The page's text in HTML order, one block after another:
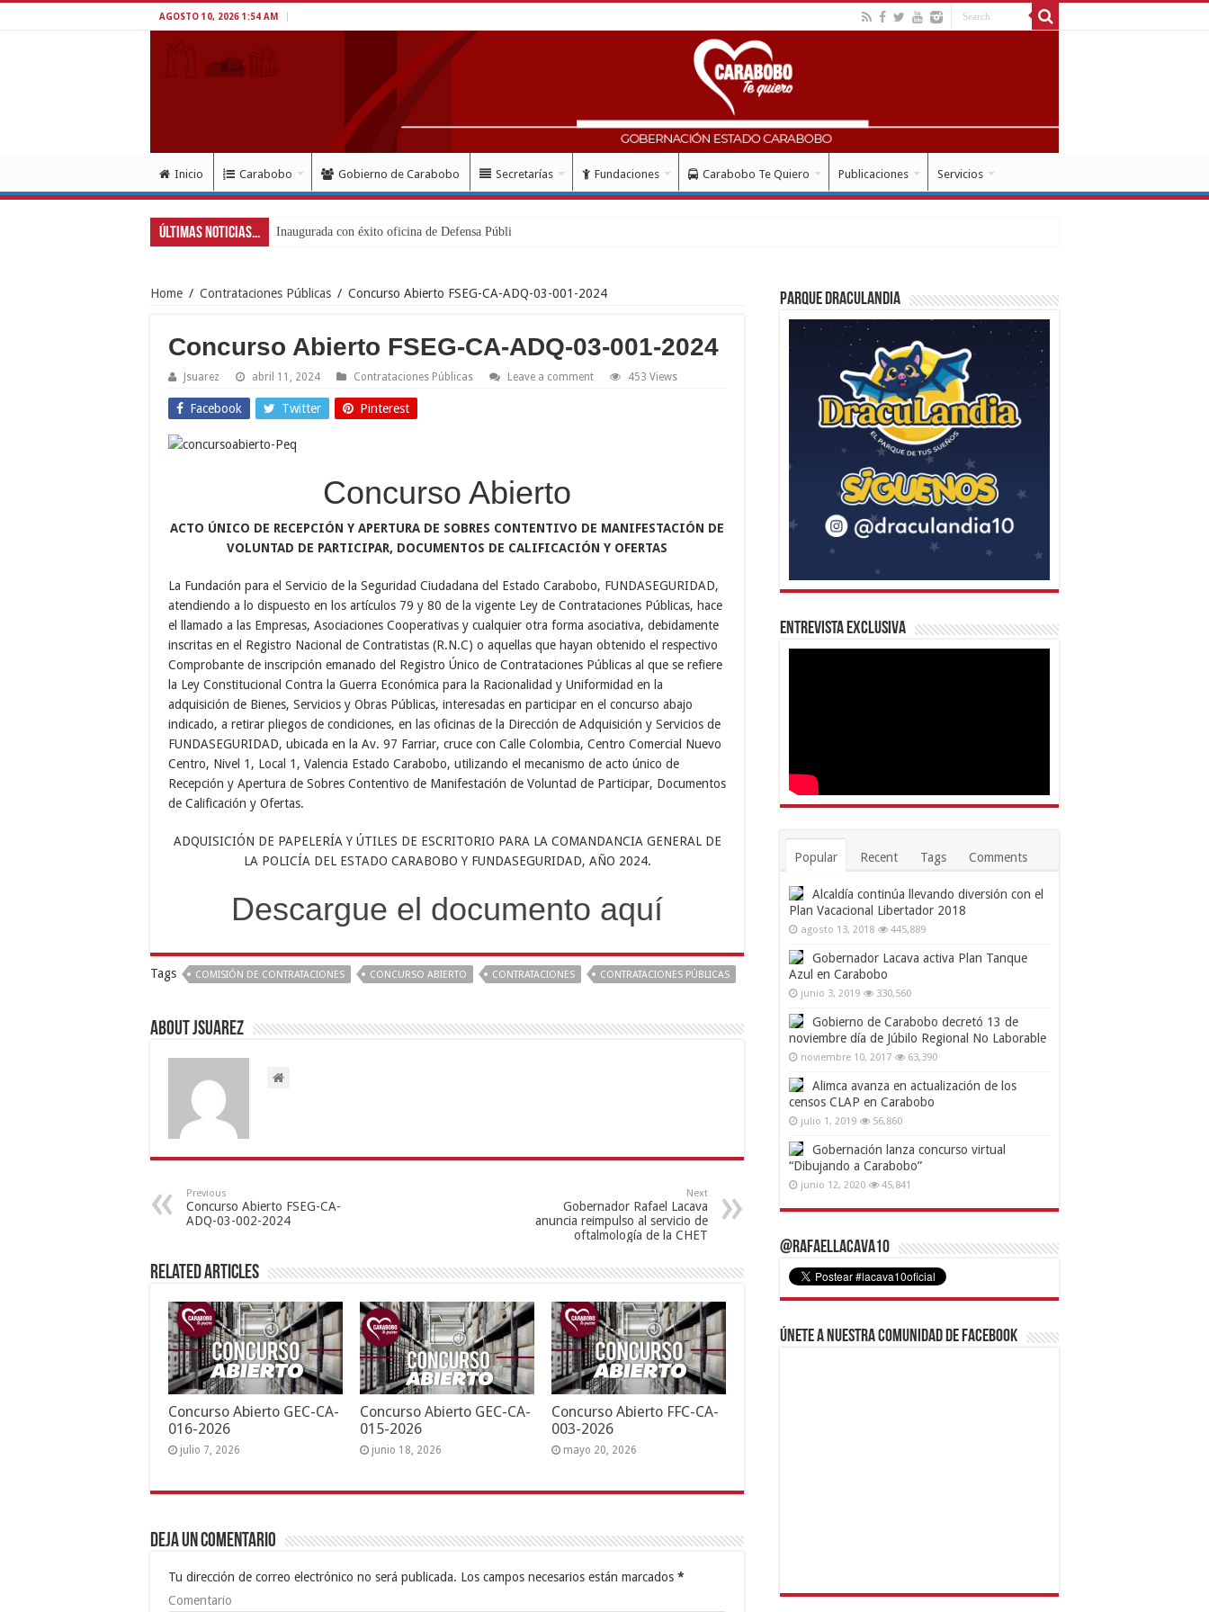
AGOSTO 10, 2026 1:54 AM
Inicio Carabobo Gobierno de Carabobo Secretarías Fundaciones Carabobo Te Quiero Publicaciones Servicios
Últimas Noticias... Inaugurada con éxito oficina de Defensa Pública en el municipi
Home / Contrataciones Públicas / Concurso Abierto FSEG-CA-ADQ-03-001-2024
Concurso Abierto FSEG-CA-ADQ-03-001-2024
Jsuarez abril 11, 2024 Contrataciones Públicas Leave a comment 453 Views
Facebook Twitter Pinterest
Concurso Abierto
ACTO ÚNICO DE RECEPCIÓN Y APERTURA DE SOBRES CONTENTIVO DE MANIFESTACIÓN DE
VOLUNTAD DE PARTICIPAR, DOCUMENTOS DE CALIFICACIÓN Y OFERTAS
La Fundación para el Servicio de la Seguridad Ciudadana del Estado Carabobo, FUNDASEGURIDAD,
atendiendo a lo dispuesto en los artículos 79 y 80 de la vigente Ley de Contrataciones Públicas, hace
el llamado a las Empresas, Asociaciones Cooperativas y cualquier otra forma asociativa, debidamente
inscritas en el Registro Nacional de Contratistas (R.N.C) o aquellas que hayan obtenido el respectivo
Comprobante de inscripción emanado del Registro Único de Contrataciones Públicas al que se refiere
la Ley Constitucional Contra la Guerra Económica para la Racionalidad y Uniformidad en la
adquisición de Bienes, Servicios y Obras Públicas, interesadas en participar en el concurso abajo
indicado, a retirar pliegos de condiciones, en las oficinas de la Dirección de Adquisición y Servicios de
FUNDASEGURIDAD, ubicada en la Av. 97 Farriar, cruce con Calle Colombia, Centro Comercial Nuevo
Centro, Nivel 1, Local 1, Valencia Estado Carabobo, utilizando el mecanismo de acto único de
Recepción y Apertura de Sobres Contentivo de Manifestación de Voluntad de Participar, Documentos
de Calificación y Ofertas.
ADQUISICIÓN DE PAPELERÍA Y ÚTILES DE ESCRITORIO PARA LA COMANDANCIA GENERAL DE
LA POLICÍA DEL ESTADO CARABOBO Y FUNDASEGURIDAD, AÑO 2024.
Descargue el documento aquí
Tags COMISIÓN DE CONTRATACIONES CONCURSO ABIERTO CONTRATACIONES CONTRATACIONES PÚBLICAS
About Jsuarez
Previous
Concurso Abierto FSEG-CA-
ADQ-03-002-2024
Next
Gobernador Rafael Lacava
anuncia reimpulso al servicio de
oftalmología de la CHET
Related Articles
Concurso Abierto GEC-CA-
016-2026
julio 7, 2026
Concurso Abierto GEC-CA-
015-2026
junio 18, 2026
Concurso Abierto FFC-CA-
003-2026
mayo 20, 2026
Deja un comentario
Tu dirección de correo electrónico no será publicada. Los campos necesarios están marcados *
Comentario
Parque Draculandia
Entrevista Exclusiva
Popular Recent Tags Comments
Alcaldía continúa llevando diversión con el
Plan Vacacional Libertador 2018
agosto 13, 2018 445,889
Gobernador Lacava activa Plan Tanque
Azul en Carabobo
junio 3, 2019 330,560
Gobierno de Carabobo decretó 13 de
noviembre día de Júbilo Regional No Laborable
noviembre 10, 2017 63,390
Alimca avanza en actualización de los
censos CLAP en Carabobo
julio 1, 2019 56,860
Gobernación lanza concurso virtual
“Dibujando a Carabobo”
junio 12, 2020 45,841
@RafaelLacava10
Únete a nuestra comunidad de Facebook